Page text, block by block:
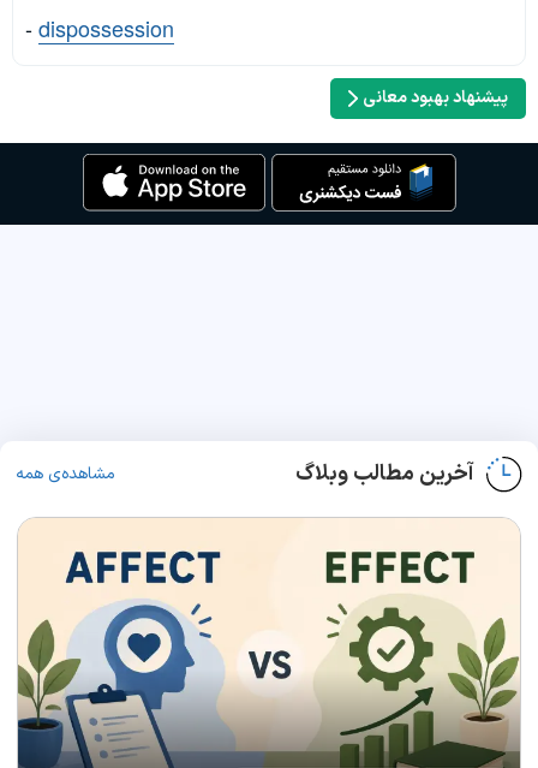
-dispossession
پیشنهاد بهبود معانی
آخرین مطالب وبلاگ مشاهده‌ی همه